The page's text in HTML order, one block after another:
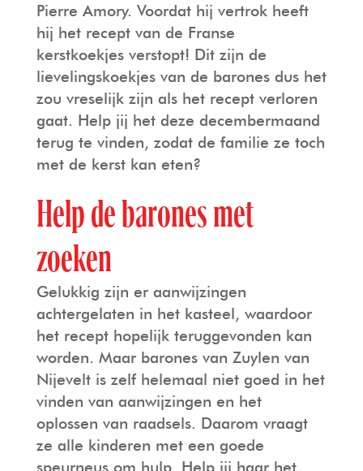
Pierre Amory. Voordat hij vertrok heeft
hij het recept van de Franse
kerstkoekjes verstopt! Dit zijn de
lievelingskoekjes van de barones dus het
zou vreselijk zijn als het recept verloren
gaat. Help jij het deze decembermaand
terug te vinden, zodat de familie ze toch
met de kerst kan eten?
Help de barones met
zoeken
Gelukkig zijn er aanwijzingen
achtergelaten in het kasteel, waardoor
het recept hopelijk teruggevonden kan
worden. Maar barones van Zuylen van
Nijevelt is zelf helemaal niet goed in het
vinden van aanwijzingen en het
oplossen van raadsels. Daarom vraagt
ze alle kinderen met een goede
speurneus om hulp. Help jij haar het